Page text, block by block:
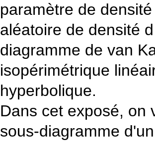
paramètre de
aléatoire de densité
diagramme de van
isopérimétrique
hyperbolique.
Dans cet exposé, on
sous-diagramme